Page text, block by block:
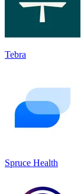
Tebra
Spruce Health